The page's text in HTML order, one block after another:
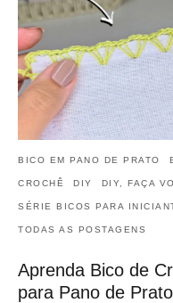
BICO EM PANO DE PRATO
CROCHÊ DIY DIY, FAÇA
SÉRIE BICOS PARA
TODAS AS POSTAGENS
Aprenda Bico de
para Pano de